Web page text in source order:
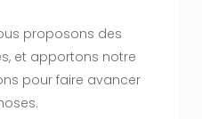
proposons des
et apportons notre
pour faire avancer